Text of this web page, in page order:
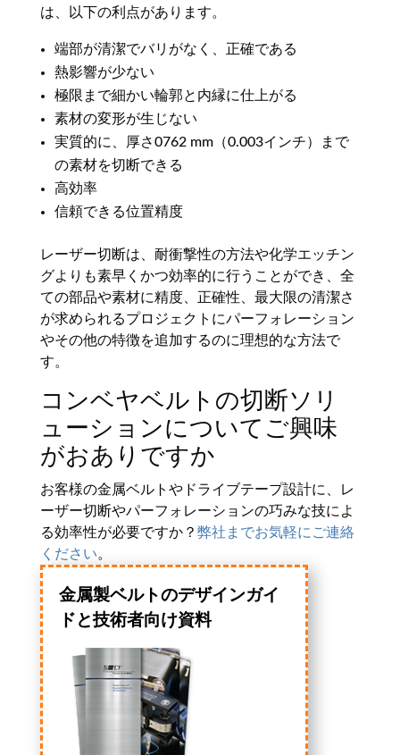
は、以下の利点があります。
端部が清潔でバリがなく、正確である
熱影響が少ない
極限まで細かい輪郭と内縁に仕上がる
素材の変形が生じない
実質的に、厚さ0762 mm（0.003インチ）まで
の素材を切断できる
高効率
信頼できる位置精度
レーザー切断は、耐衝撃性の方法や化学エッチン
グよりも素早くかつ効率的に行うことができ、全
ての部品や素材に精度、正確性、最大限の清潔さ
が求められるプロジェクトにパーフォレーション
やその他の特徴を追加するのに理想的な方法で
す。
コンベヤベルトの切断ソリ
ューションについてご興味
がおありですか
お客様の金属ベルトやドライブテープ設計に、レ
ーザー切断やパーフォレーションの巧みな技によ
る効率性が必要ですか？ 弊社までお気軽にご連絡
ください。
金属製ベルトのデザインガイ
ドと技術者向け資料